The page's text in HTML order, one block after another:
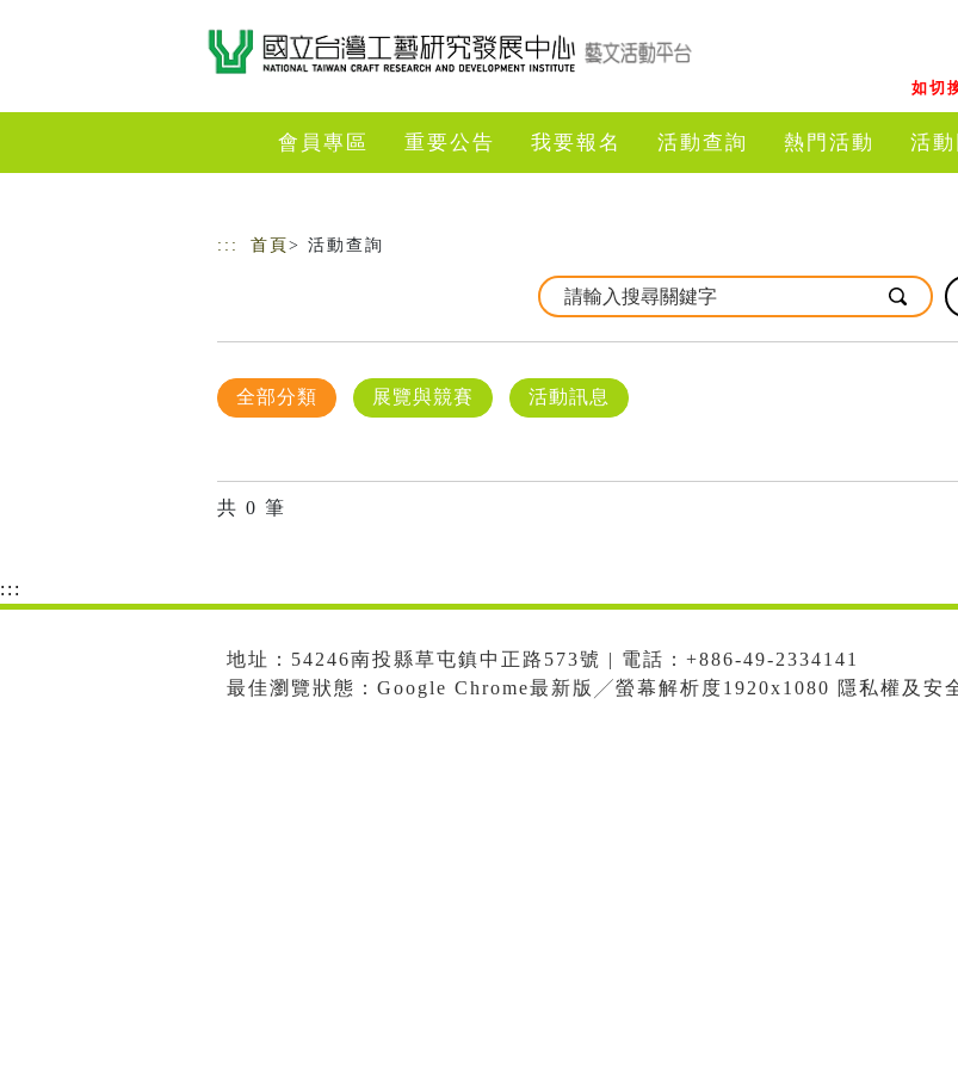
如切
會員專區 重要公告 我要報名 活動查詢 熱門活動 活
::: 首頁 > 活動查詢
全部分類 展覽與競賽 活動訊息
共 0 筆
:::
地址：54246南投縣草屯鎮中正路573號 | 電話：+886-49-2334141
最佳瀏覽狀態：Google Chrome最新版╱螢幕解析度1920x1080 隱私權及安